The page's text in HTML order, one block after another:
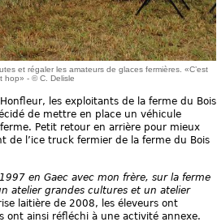
et régaler les amateurs de glaces fermières. «C’est
hop» - © C. Delisle
les exploitants de la ferme du Bois
de mettre en place un véhicule
Petit retour en arrière pour mieux
de l’ice truck fermier de la ferme du Bois
en Gaec avec mon frère, sur la ferme
atelier grandes cultures et un atelier
laitière de 2008, les éleveurs ont
ont ainsi réfléchi à une activité annexe.